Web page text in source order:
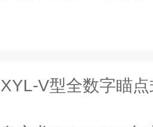
XYL-V型全数字瞄